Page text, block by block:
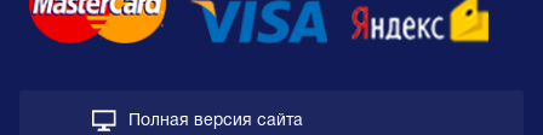
Полная версия сайта